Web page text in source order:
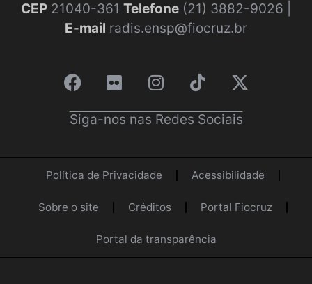
CEP 21040-361 Telefone (21) 3882-9026 |
E-mail radis.ensp@fiocruz.br
Siga-nos nas Redes Sociais
Política de Privacidade Acessibilidade
Sobre o site Créditos Portal Fiocruz
Portal da transparência